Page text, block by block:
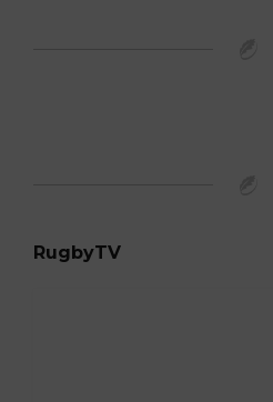
RugbyTV